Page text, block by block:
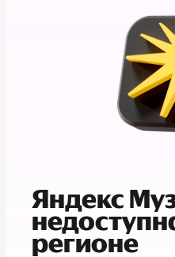
Яндекс
регионе